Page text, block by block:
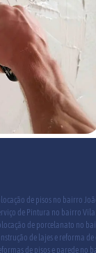
de pisos no bairro
de Pintura no bairro Vila
de porcelanato no
de lajes e reforma de
de pisos e parede no